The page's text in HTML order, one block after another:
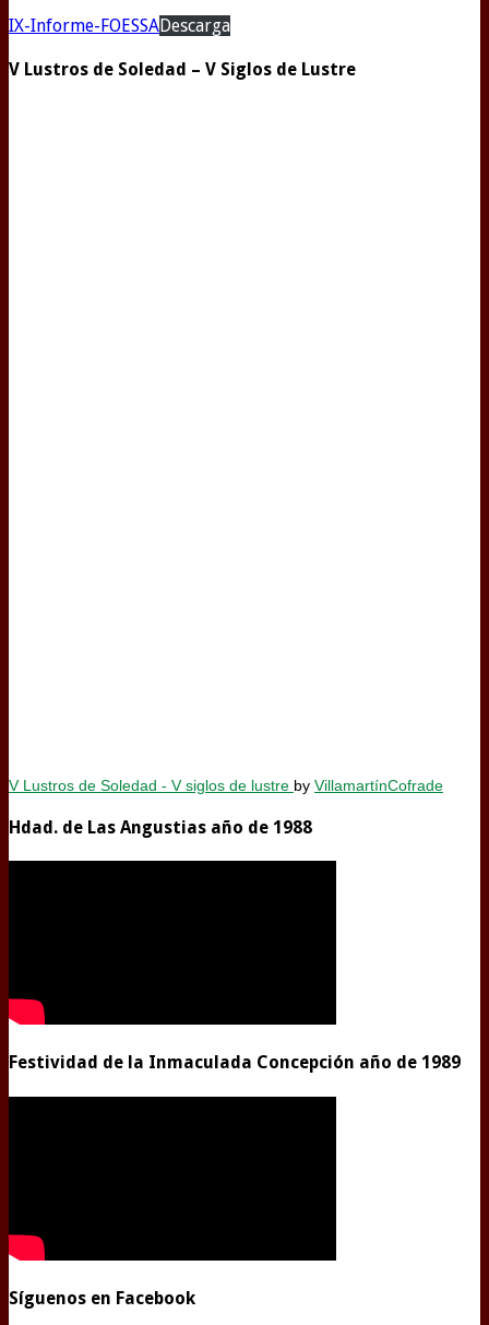
IX-Informe-FOESSADescarga
V Lustros de Soledad – V Siglos de Lustre
V Lustros de Soledad - V siglos de lustre by VillamartínCofrade
Hdad. de Las Angustias año de 1988
Festividad de la Inmaculada Concepción año de 1989
Síguenos en Facebook